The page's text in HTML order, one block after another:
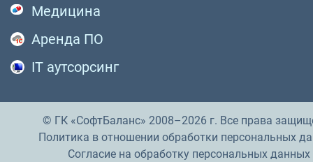
Медицина
Аренда ПО
IT аутсорсинг
© ГК «СофтБаланс» 2008–2026 г. Все права
Политика в отношении обработки персональных
Согласие на обработку персональных данных